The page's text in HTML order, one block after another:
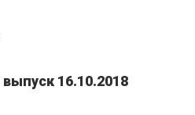
16.10.2018